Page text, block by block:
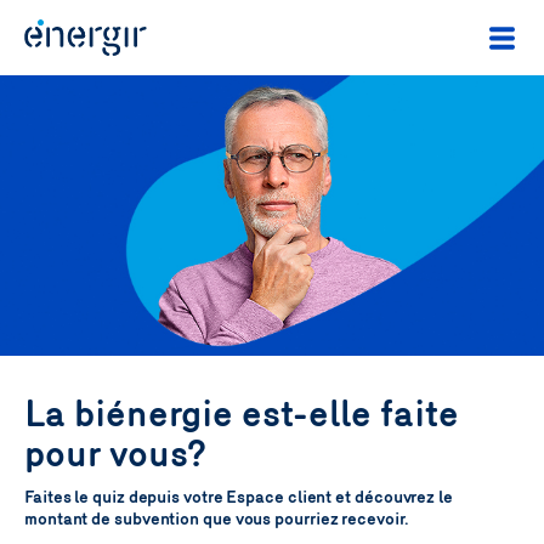
La biénergie est-elle faite
pour vous?
Faites le quiz depuis votre Espace client et découvrez le
montant de subvention que vous pourriez recevoir.